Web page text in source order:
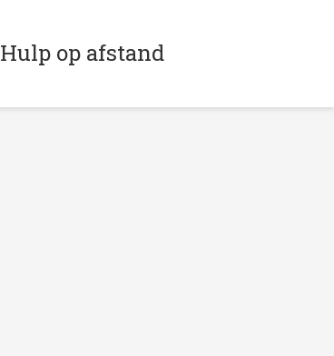
Hulp op afstand